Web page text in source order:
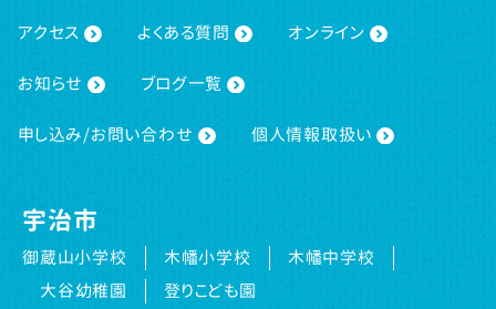
アクセス よくある質問 オンライン
お知らせ ブログ一覧
申し込み/お問い合わせ 個人情報取扱い
宇治市
御蔵山小学校 木幡小学校
木幡中学校
大谷幼稚園
登りこども園